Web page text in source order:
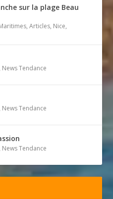
sur la plage Beau
,Articles, Nice,
News Tendance
News Tendance
News Tendance